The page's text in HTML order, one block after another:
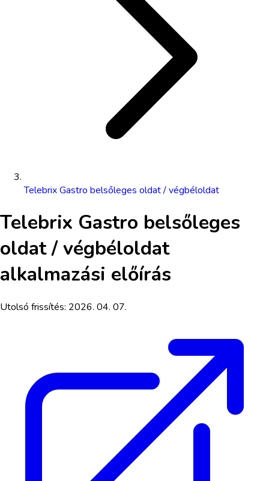
Telebrix Gastro belsőleges oldat / végbéloldat
Telebrix Gastro belsőleges
oldat / végbéloldat
alkalmazási előírás
Utolsó frissítés: 2026. 04. 07.